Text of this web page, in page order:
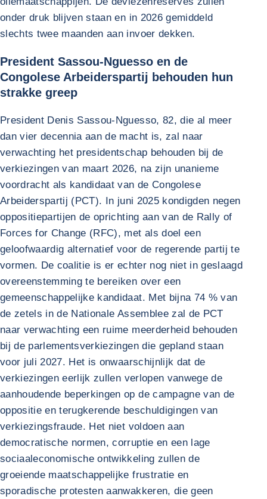
onder druk blijven staan en in 2026 gemiddeld
slechts twee maanden aan invoer dekken.
President Sassou-Nguesso en de
Congolese Arbeiderspartij behouden hun
strakke greep
President Denis Sassou-Nguesso, 82, die al meer
dan vier decennia aan de macht is, zal naar
verwachting het presidentschap behouden bij de
verkiezingen van maart 2026, na zijn unanieme
voordracht als kandidaat van de Congolese
Arbeiderspartij (PCT). In juni 2025 kondigden negen
oppositiepartijen de oprichting aan van de Rally of
Forces for Change (RFC), met als doel een
geloofwaardig alternatief voor de regerende partij te
vormen. De coalitie is er echter nog niet in geslaagd
overeenstemming te bereiken over een
gemeenschappelijke kandidaat. Met bijna 74 % van
de zetels in de Nationale Assemblee zal de PCT
naar verwachting een ruime meerderheid behouden
bij de parlementsverkiezingen die gepland staan
voor juli 2027. Het is onwaarschijnlijk dat de
verkiezingen eerlijk zullen verlopen vanwege de
aanhoudende beperkingen op de campagne van de
oppositie en terugkerende beschuldigingen van
verkiezingsfraude. Het niet voldoen aan
democratische normen, corruptie en een lage
sociaaleconomische ontwikkeling zullen de
groeiende maatschappelijke frustratie en
sporadische protesten aanwakkeren, die geen